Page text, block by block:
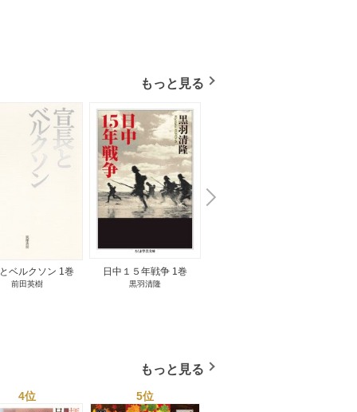
もっと見る
ベルクソン 1巻
前田英樹
日中１５年戦争 1巻
黒羽清隆
N
e
x
t
もっと見る
4位 5位